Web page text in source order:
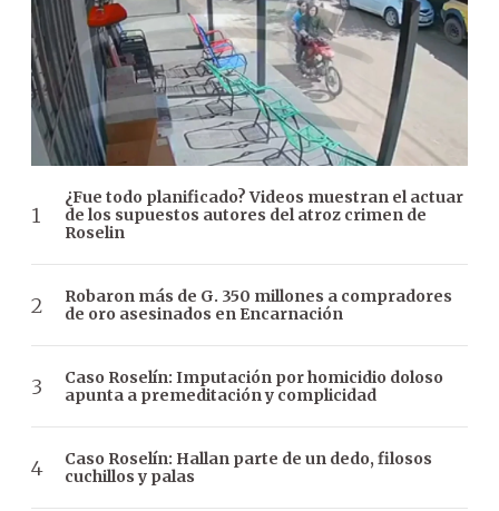
¿Fue todo planificado? Videos muestran el actuar
de los supuestos autores del atroz crimen de
Roselin
Robaron más de G. 350 millones a compradores
de oro asesinados en Encarnación
Caso Roselín: Imputación por homicidio doloso
apunta a premeditación y complicidad
Caso Roselín: Hallan parte de un dedo, filosos
cuchillos y palas